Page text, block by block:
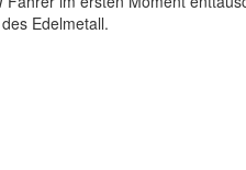
Edelmetall.